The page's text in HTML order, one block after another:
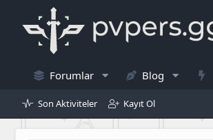
Forumlar Blog
Son Aktiviteler Kayıt Ol